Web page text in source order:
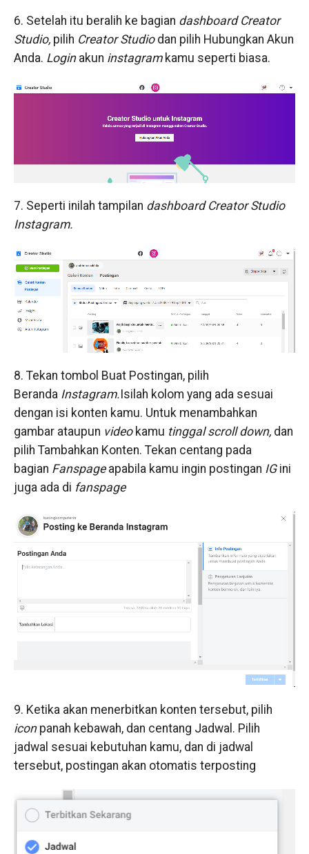
6. Setelah itu beralih ke bagian dashboard Creator
Studio, pilih Creator Studio dan pilih Hubungkan Akun
Anda. Login akun instagram kamu seperti biasa.
7. Seperti inilah tampilan dashboard Creator Studio
Instagram.
8. Tekan tombol Buat Postingan, pilih
Beranda Instagram.Isilah kolom yang ada sesuai
dengan isi konten kamu. Untuk menambahkan
gambar ataupun video kamu tinggal scroll down, dan
pilih Tambahkan Konten. Tekan centang pada
bagian Fanspage apabila kamu ingin postingan IGini
juga ada di fanspage
9. Ketika akan menerbitkan konten tersebut, pilih
icon panah kebawah, dan centang Jadwal. Pilih
jadwal sesuai kebutuhan kamu, dan di jadwal
tersebut, postingan akan otomatis terposting